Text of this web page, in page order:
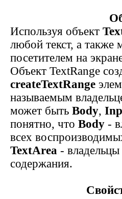
Используя объект
любой текст, а также
посетителем на
Объект TextRange
createTextRange
называемым
может быть Body,
понятно, что Body -
всех
TextArea - владельцы
содержания.